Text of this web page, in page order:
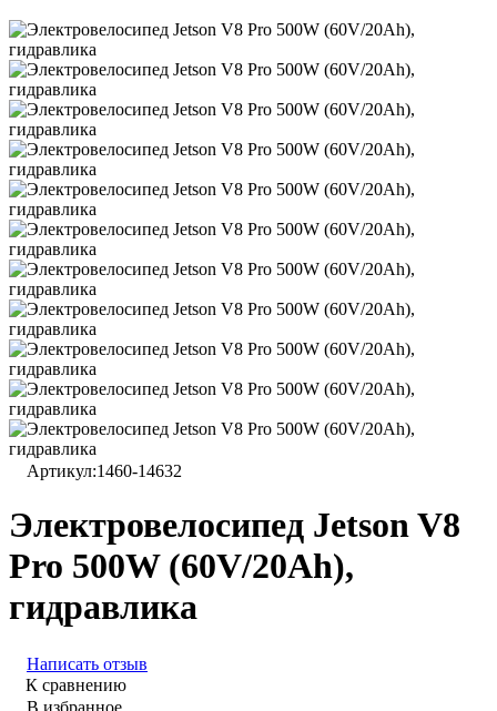
Артикул:1460-14632
Электровелосипед Jetson V8
Pro 500W (60V/20Ah),
гидравлика
Написать отзыв
К сравнению
В избранное